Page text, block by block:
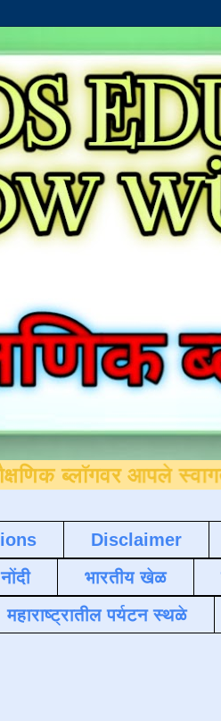
आपले स्वागत आहे,
Disclaimer
भारतीय खेळ
महाराष्ट्रातील पर्यटन स्थळे